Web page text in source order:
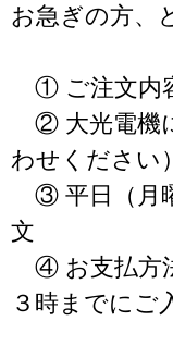
お急ぎの方、
① ご注文内
② 大光電機
わせください）
③ 平日（月
文
④ お支払方
３時までにご